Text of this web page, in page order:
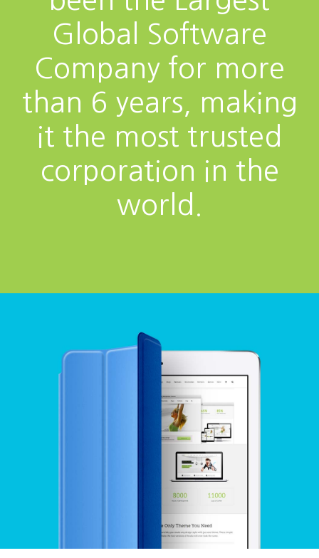
Global Software
Company for more
than 6 years, making
it the most trusted
corporation in the
world.